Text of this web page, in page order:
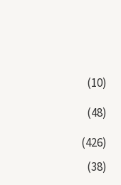
(10)
(48)
(426)
(38)